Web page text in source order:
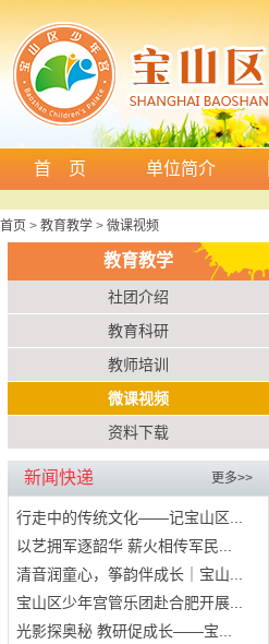
首 页 单位简介
首页 > 教育教学 > 微课视频
教育教学
社团介绍
教育科研
教师培训
微课视频
资料下载
新闻快递 更多>>
行走中的传统文化——记宝山区...
以艺拥军逐韶华 薪火相传军民...
清音润童心，筝韵伴成长｜宝山...
宝山区少年宫管乐团赴合肥开展...
光影探奥秘 教研促成长——宝...